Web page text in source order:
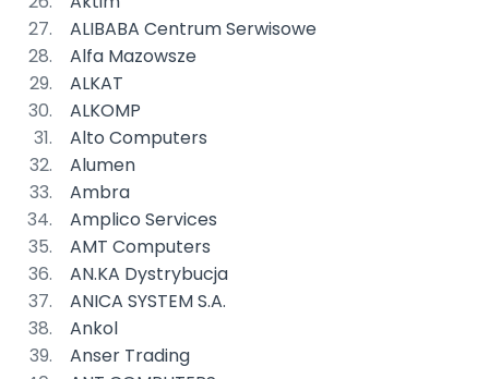
ALIBABA Centrum Serwisowe
Alfa Mazowsze
ALKAT
ALKOMP
Alto Computers
Alumen
Ambra
Amplico Services
AMT Computers
AN.KA Dystrybucja
ANICA SYSTEM S.A.
Ankol
Anser Trading